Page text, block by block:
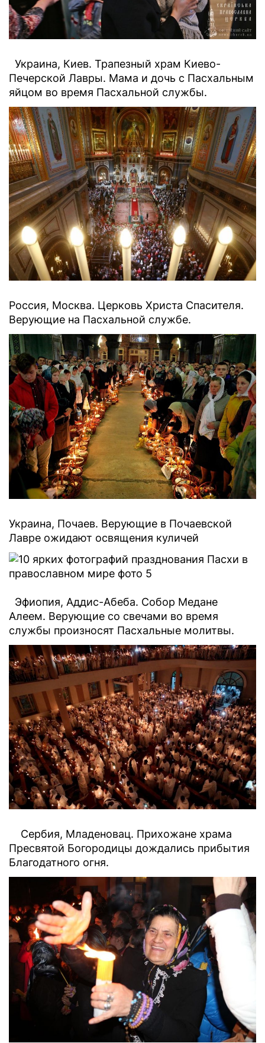
Украина, Киев. Трапезный храм Киево-
Печерской Лавры. Мама и дочь с Пасхальным
яйцом во время Пасхальной службы.
Россия, Москва. Церковь Христа Спасителя.
Верующие на Пасхальной службе.
Украина, Почаев. Верующие в Почаевской
Лавре ожидают освящения куличей
Эфиопия, Аддис-Абеба. Собор Медане
Алеем. Верующие со свечами во время
службы произносят Пасхальные молитвы.
Сербия, Младеновац. Прихожане храма
Пресвятой Богородицы дождались прибытия
Благодатного огня.